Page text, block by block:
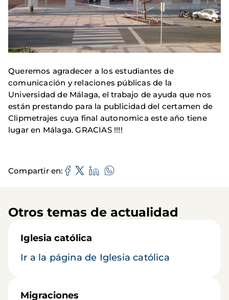
Queremos agradecer a los estudiantes de
comunicación y relaciones públicas de la
Universidad de Málaga, el trabajo de ayuda que nos
están prestando para la publicidad del certamen de
Clipmetrajes cuya final autonomica este año tiene
lugar en Málaga. GRACIAS !!!!
Compartir en
Otros temas de actualidad
Iglesia católica
Ir a la página de Iglesia católica
Migraciones